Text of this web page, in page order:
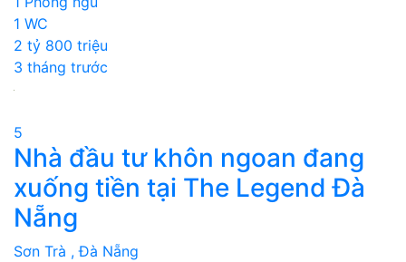
1 WC
2 tỷ 800 triệu
3 tháng trước
5
Nhà đầu tư khôn ngoan đang
xuống tiền tại The Legend Đà
Nẵng
Sơn Trà , Đà Nẵng